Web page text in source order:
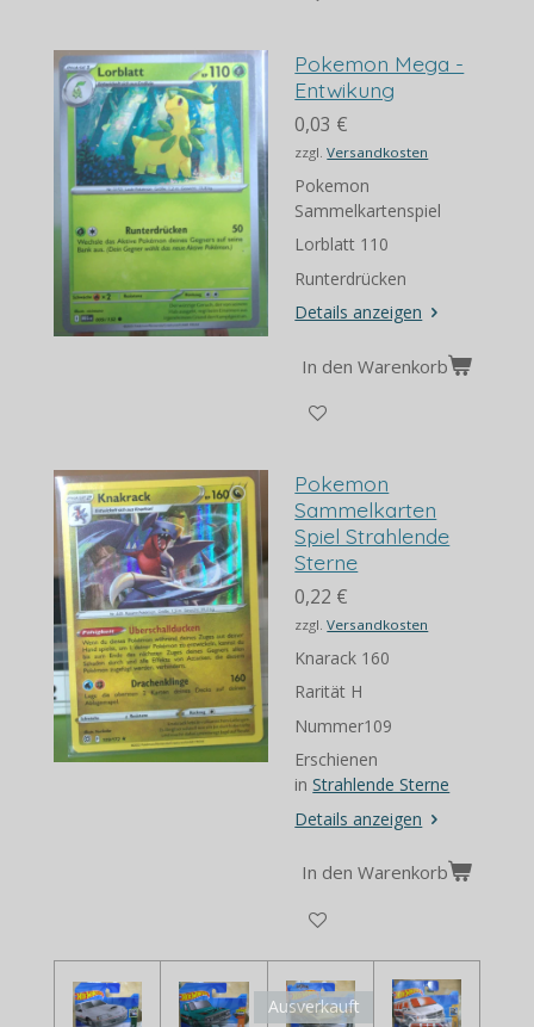
Pokemon Mega -
Entwikung
0,03 €
zzgl.Versandkosten
Pokemon
Sammelkartenspiel
Lorblatt 110
Runterdrücken
Details anzeigen
In den Warenkorb
Pokemon
Sammelkarten
Spiel Strahlende
Sterne
0,22 €
zzgl.Versandkosten
Knarack 160
Rarität H
Nummer109
Erschienen
inStrahlende Sterne
Details anzeigen
In den Warenkorb
Ausverkauft